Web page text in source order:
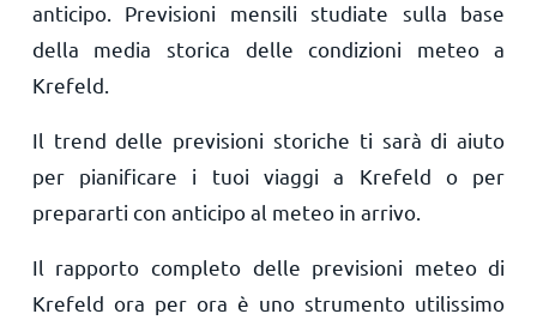
anticipo. Previsioni mensili studiate sulla base
della media storica delle condizioni meteo a
Krefeld.
Il trend delle previsioni storiche ti sarà di aiuto
per pianificare i tuoi viaggi a Krefeld o per
prepararti con anticipo al meteo in arrivo.
Il rapporto completo delle previsioni meteo di
Krefeld ora per ora è uno strumento utilissimo